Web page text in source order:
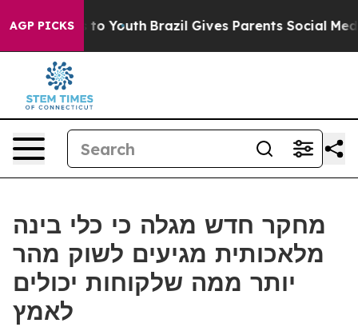
AGP PICKS
Harms to Youth Brazil Gives Parents Social Media
מחקר חדש מגלה כי כלי בינה
מלאכותית מגיעים לשוק מהר
יותר ממה שלקוחות יכולים
לאמץ